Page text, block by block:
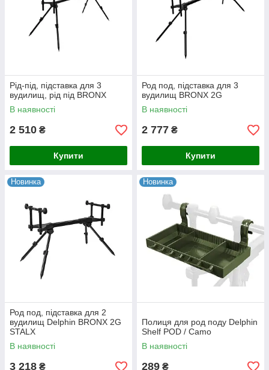
Рід-під, підставка для 3
вудилищ, рід під BRONX
В наявності
2 510 ₴
Купити
Род под, підставка для 3
вудилищ BRONX 2G
В наявності
2 777 ₴
Купити
Новинка
Род под, підставка для 2
вудилищ Delphin BRONX 2G
STALX
В наявності
3 218 ₴
Новинка
Полиця для род поду Delphin
Shelf POD / Camo
В наявності
289 ₴